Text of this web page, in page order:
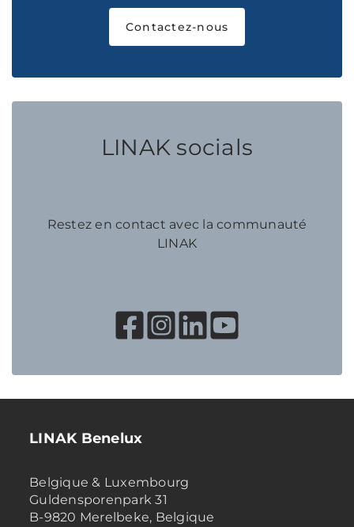
Contactez-nous
LINAK socials
Restez en contact avec la communauté
LINAK
LINAK Benelux
Belgique & Luxembourg
Guldensporenpark 31
B-9820 Merelbeke, Belgique